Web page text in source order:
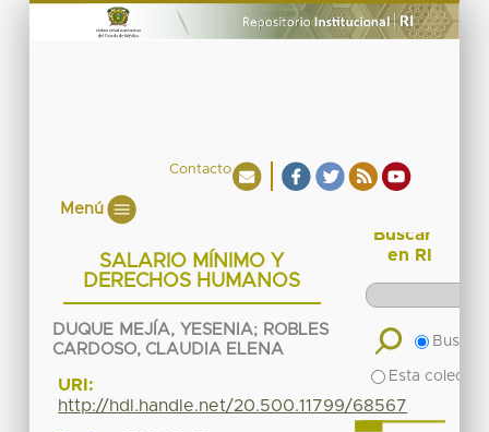
Contacto
Menú
SALARIO MÍNIMO Y
DERECHOS HUMANOS
DUQUE MEJÍA, YESENIA; ROBLES
CARDOSO, CLAUDIA ELENA
URI:
http://hdl.handle.net/20.500.11799/68567
Buscar
en RI
Buscar
Esta